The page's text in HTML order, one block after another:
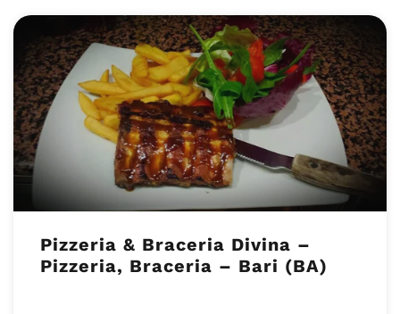
Pizzeria & Braceria Divina –
Pizzeria, Braceria – Bari (BA)